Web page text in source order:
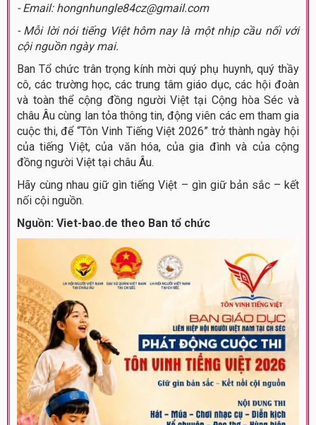
- Email: hongnhungle84cz@gmail.com
- Mỗi lời nói tiếng Việt hôm nay là một nhịp cầu nối với
cội nguồn ngày mai.
Ban Tổ chức trân trọng kính mời quý phụ huynh, quý thầy
cô, các trường học, các trung tâm giáo dục, các hội đoàn
và toàn thể cộng đồng người Việt tại Cộng hòa Séc và
châu Âu cùng lan tỏa thông tin, động viên các em tham gia
cuộc thi, để “Tôn Vinh Tiếng Việt 2026” trở thành ngày hội
của tiếng Việt, của văn hóa, của gia đình và của cộng
đồng người Việt tại châu Âu.
Hãy cùng nhau giữ gìn tiếng Việt – gìn giữ bản sắc – kết
nối cội nguồn.
Nguồn: Viet-bao.de theo Ban tổ chức